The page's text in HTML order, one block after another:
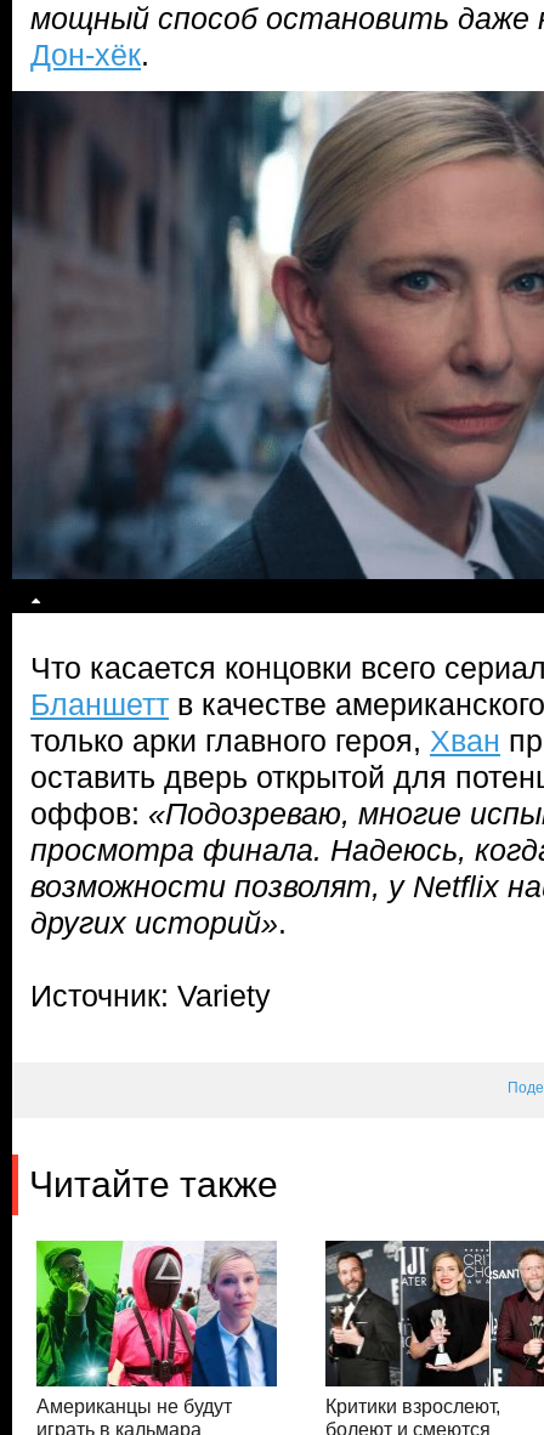
мощный способ остановить даже
Дон-хёк.
Что касается концовки всего
Бланшетт в качестве
только арки главного героя, Хван
оставить дверь открытой для
оффов: «Подозреваю, многие
просмотра финала. Надеюсь,
возможности позволят, у Netflix
других историй».
Источник: Variety
Читайте также
Американцы не будут
играть в кальмара
Критики взрослеют,
болеют и смеются